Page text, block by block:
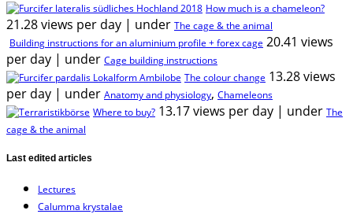
How much is a chameleon?
21.28 views per day | under The cage & the animal
Building instructions for an aluminium profile + forex cage 20.41 views
per day | under Cage building instructions
The colour change 13.28 views
per day | under Anatomy and physiology, Chameleons
Where to buy? 13.17 views per day | under The
cage & the animal
Last edited articles
Lectures
Calumma krystalae